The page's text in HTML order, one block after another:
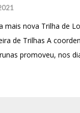
mais nova Trilha de
de Trilhas A
promoveu, nos